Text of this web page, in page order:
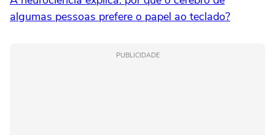
algumas pessoas prefere o papel ao teclado?
PUBLICIDADE